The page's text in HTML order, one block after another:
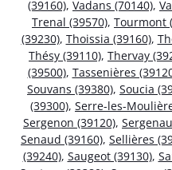
(39160), Vadans (70140),
Trenal (39570), Tourmont
(39230), Thoissia (39160),
Thésy (39110), Thervay
(39500), Tassenières
Souvans (39380), Soucia
(39300), Serre-les-
Sergenon (39120),
Senaud (39160), Sellières
(39240), Saugeot (39130),